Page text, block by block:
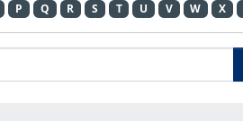
P Q R S T U V W X